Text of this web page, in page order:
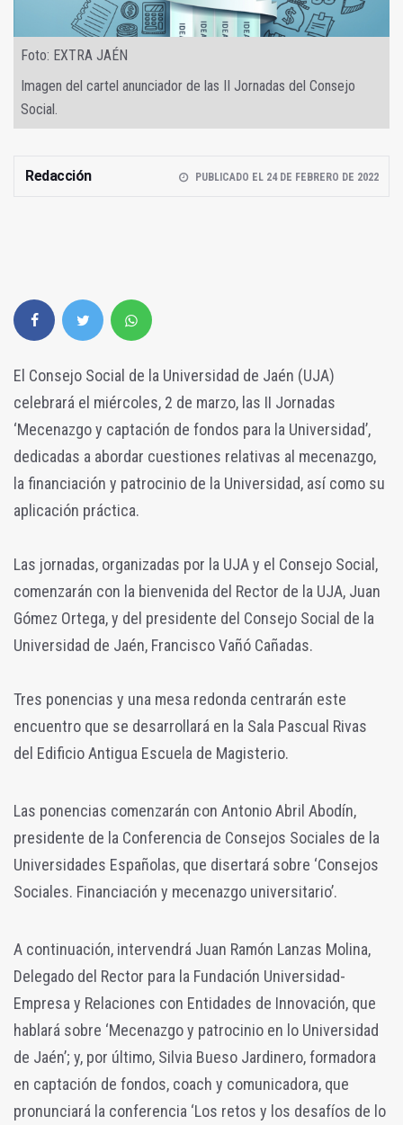
Foto: EXTRA JAÉN
Imagen del cartel anunciador de las II Jornadas del Consejo
Social.
Redacción PUBLICADO EL 24 DE FEBRERO DE 2022
El Consejo Social de la Universidad de Jaén (UJA)
celebrará el miércoles, 2 de marzo, las II Jornadas
‘Mecenazgo y captación de fondos para la Universidad’,
dedicadas a abordar cuestiones relativas al mecenazgo,
la financiación y patrocinio de la Universidad, así como su
aplicación práctica.
Las jornadas, organizadas por la UJA y el Consejo Social,
comenzarán con la bienvenida del Rector de la UJA, Juan
Gómez Ortega, y del presidente del Consejo Social de la
Universidad de Jaén, Francisco Vañó Cañadas.
Tres ponencias y una mesa redonda centrarán este
encuentro que se desarrollará en la Sala Pascual Rivas
del Edificio Antigua Escuela de Magisterio.
Las ponencias comenzarán con Antonio Abril Abodín,
presidente de la Conferencia de Consejos Sociales de la
Universidades Españolas, que disertará sobre ‘Consejos
Sociales. Financiación y mecenazgo universitario’.
A continuación, intervendrá Juan Ramón Lanzas Molina,
Delegado del Rector para la Fundación Universidad-
Empresa y Relaciones con Entidades de Innovación, que
hablará sobre ‘Mecenazgo y patrocinio en lo Universidad
de Jaén’; y, por último, Silvia Bueso Jardinero, formadora
en captación de fondos, coach y comunicadora, que
pronunciará la conferencia ‘Los retos y los desafíos de lo